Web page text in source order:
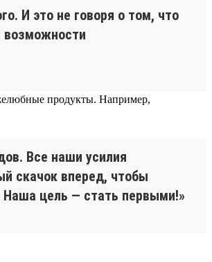
И это не говоря о том, что
возможности
продукты. Например,
Все наши усилия
скачок вперед, чтобы
цель — стать первыми!»